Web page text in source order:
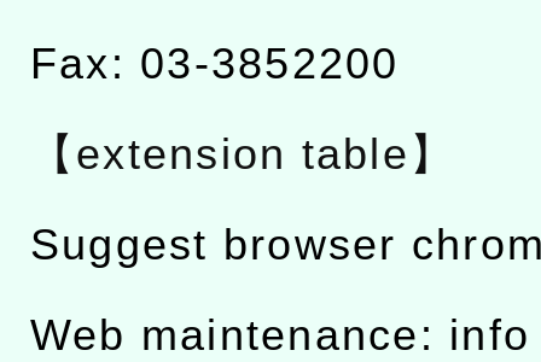
Fax: 03-3852200
【extension table】
Suggest browser
Web maintenance: